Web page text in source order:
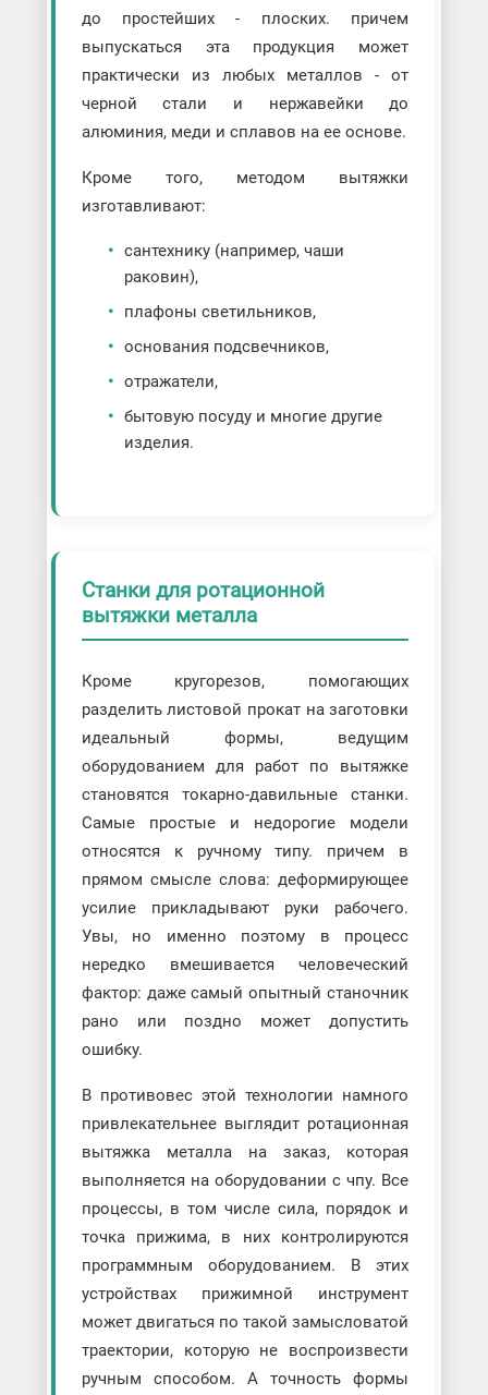
до простейших - плоских. причем
выпускаться эта продукция может
практически из любых металлов - от
черной стали и нержавейки до
алюминия, меди и сплавов на ее основе.
Кроме того, методом вытяжки
изготавливают:
сантехнику (например, чаши
раковин),
плафоны светильников,
основания подсвечников,
отражатели,
бытовую посуду и многие другие
изделия.
Станки для ротационной
вытяжки металла
Кроме кругорезов, помогающих
разделить листовой прокат на заготовки
идеальный формы, ведущим
оборудованием для работ по вытяжке
становятся токарно-давильные станки.
Самые простые и недорогие модели
относятся к ручному типу. причем в
прямом смысле слова: деформирующее
усилие прикладывают руки рабочего.
Увы, но именно поэтому в процесс
нередко вмешивается человеческий
фактор: даже самый опытный станочник
рано или поздно может допустить
ошибку.
В противовес этой технологии намного
привлекательнее выглядит ротационная
вытяжка металла на заказ, которая
выполняется на оборудовании с чпу. Все
процессы, в том числе сила, порядок и
точка прижима, в них контролируются
программным оборудованием. В этих
устройствах прижимной инструмент
может двигаться по такой замысловатой
траектории, которую не воспроизвести
ручным способом. А точность формы